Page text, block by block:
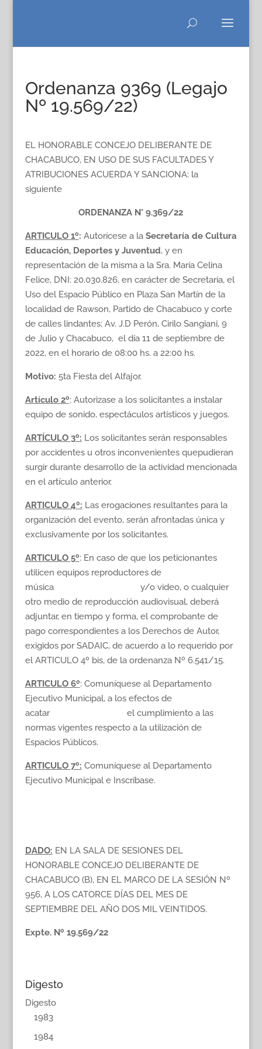
Ordenanza 9369 (Legajo
Nº 19.569/22)
EL HONORABLE CONCEJO DELIBERANTE DE
CHACABUCO, EN USO DE SUS FACULTADES Y
ATRIBUCIONES ACUERDA Y SANCIONA: la
siguiente
ORDENANZA N° 9.369/22
ARTICULO 1º: Autorícese a la Secretaría de Cultura
Educación, Deportes y Juventud, y en
representación de la misma a la Sra. María Celina
Felice, DNI: 20.030.826, en carácter de Secretaria, el
Uso del Espacio Público en Plaza San Martín de la
localidad de Rawson, Partido de Chacabuco y corte
de calles lindantes; Av. J.D Perón, Cirilo Sangiani, 9
de Julio y Chacabuco, el día 11 de septiembre de
2022, en el horario de 08:00 hs. a 22:00 hs.
Motivo: 5ta Fiesta del Alfajor.
Artículo2º: Autorizase a los solicitantes a instalar
equipo de sonido, espectáculos artísticos y juegos.
ARTÍCULO 3º: Los solicitantes serán responsables
por accidentes u otros inconvenientes quepudieran
surgir durante desarrollo de la actividad mencionada
en el artículo anterior.
ARTICULO 4º: Las erogaciones resultantes para la
organización del evento, serán afrontadas única y
exclusivamente por los solicitantes.
ARTICULO 5º: En caso de que los peticionantes
utilicen equipos reproductores de
música y/o video, o cualquier
otro medio de reproducción audiovisual, deberá
adjuntar, en tiempo y forma, el comprobante de
pago correspondientes a los Derechos de Autor,
exigidos por SADAIC, de acuerdo a lo requerido por
el ARTICULO 4º bis, de la ordenanza Nº 6.541/15.
ARTICULO 6º: Comuníquese al Departamento
Ejecutivo Municipal, a los efectos de
acatar el cumplimiento a las
normas vigentes respecto a la utilización de
Espacios Públicos.
ARTICULO 7º: Comuníquese al Departamento
Ejecutivo Municipal e Inscríbase.
DADO: EN LA SALA DE SESIONES DEL
HONORABLE CONCEJO DELIBERANTE DE
CHACABUCO (B), EN EL MARCO DE LA SESIÓN Nº
956, A LOS CATORCE DÍAS DEL MES DE
SEPTIEMBRE DEL AÑO DOS MIL VEINTIDOS.
Expte. Nº 19.569/22
Digesto
Digesto
1983
1984